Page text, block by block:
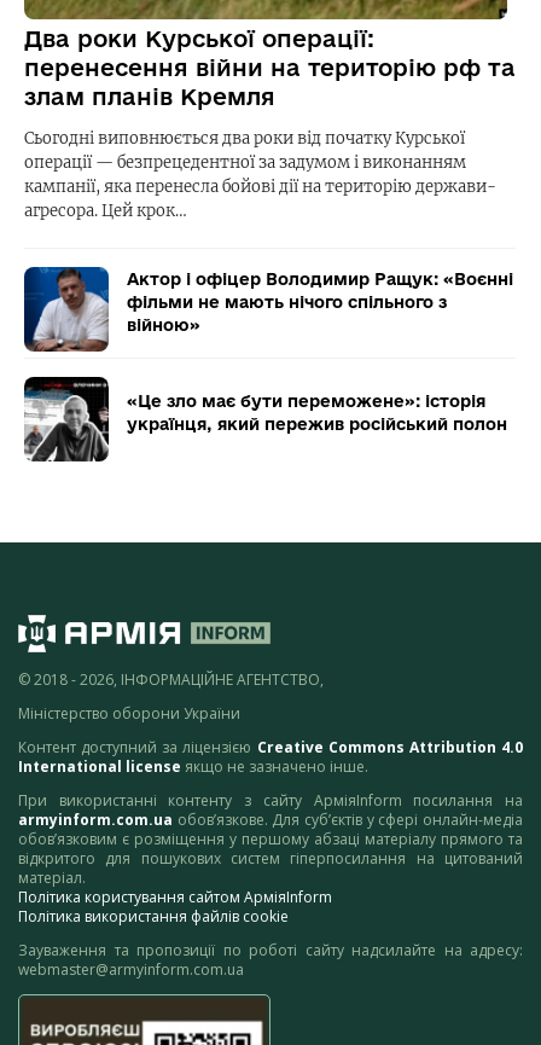
Два роки Курської операції:
перенесення війни на територію рф та
злам планів Кремля
Сьогодні виповнюється два роки від початку Курської
операції — безпрецедентної за задумом і виконанням
кампанії, яка перенесла бойові дії на територію держави-
агресора. Цей крок…
Актор і офіцер Володимир Ращук: «Воєнні
фільми не мають нічого спільного з
війною»
«Це зло має бути переможене»: історія
українця, який пережив російський полон
© 2018 - 2026, ІНФОРМАЦІЙНЕ АГЕНТСТВО,
Міністерство оборони України
Контент доступний за ліцензією Creative Commons Attribution 4.0
International license якщо не зазначено інше.
При використанні контенту з сайту АрміяInform посилання на
armyinform.com.ua обов’язкове. Для суб’єктів у сфері онлайн-медіа
обов’язковим є розміщення у першому абзаці матеріалу прямого та
відкритого для пошукових систем гіперпосилання на цитований
матеріал.
Політика користування сайтом АрміяInform
Політика використання файлів cookie
Зауваження та пропозиції по роботі сайту надсилайте на адресу:
webmaster@armyinform.com.ua